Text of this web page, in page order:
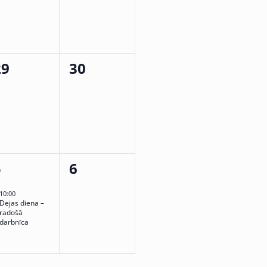
0
30
10:00
Dejas diena –
radošā
darbnīca
0
6